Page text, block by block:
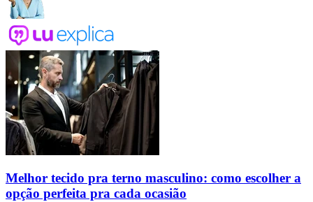
Melhor tecido pra terno masculino: como escolher a
opção perfeita pra cada ocasião